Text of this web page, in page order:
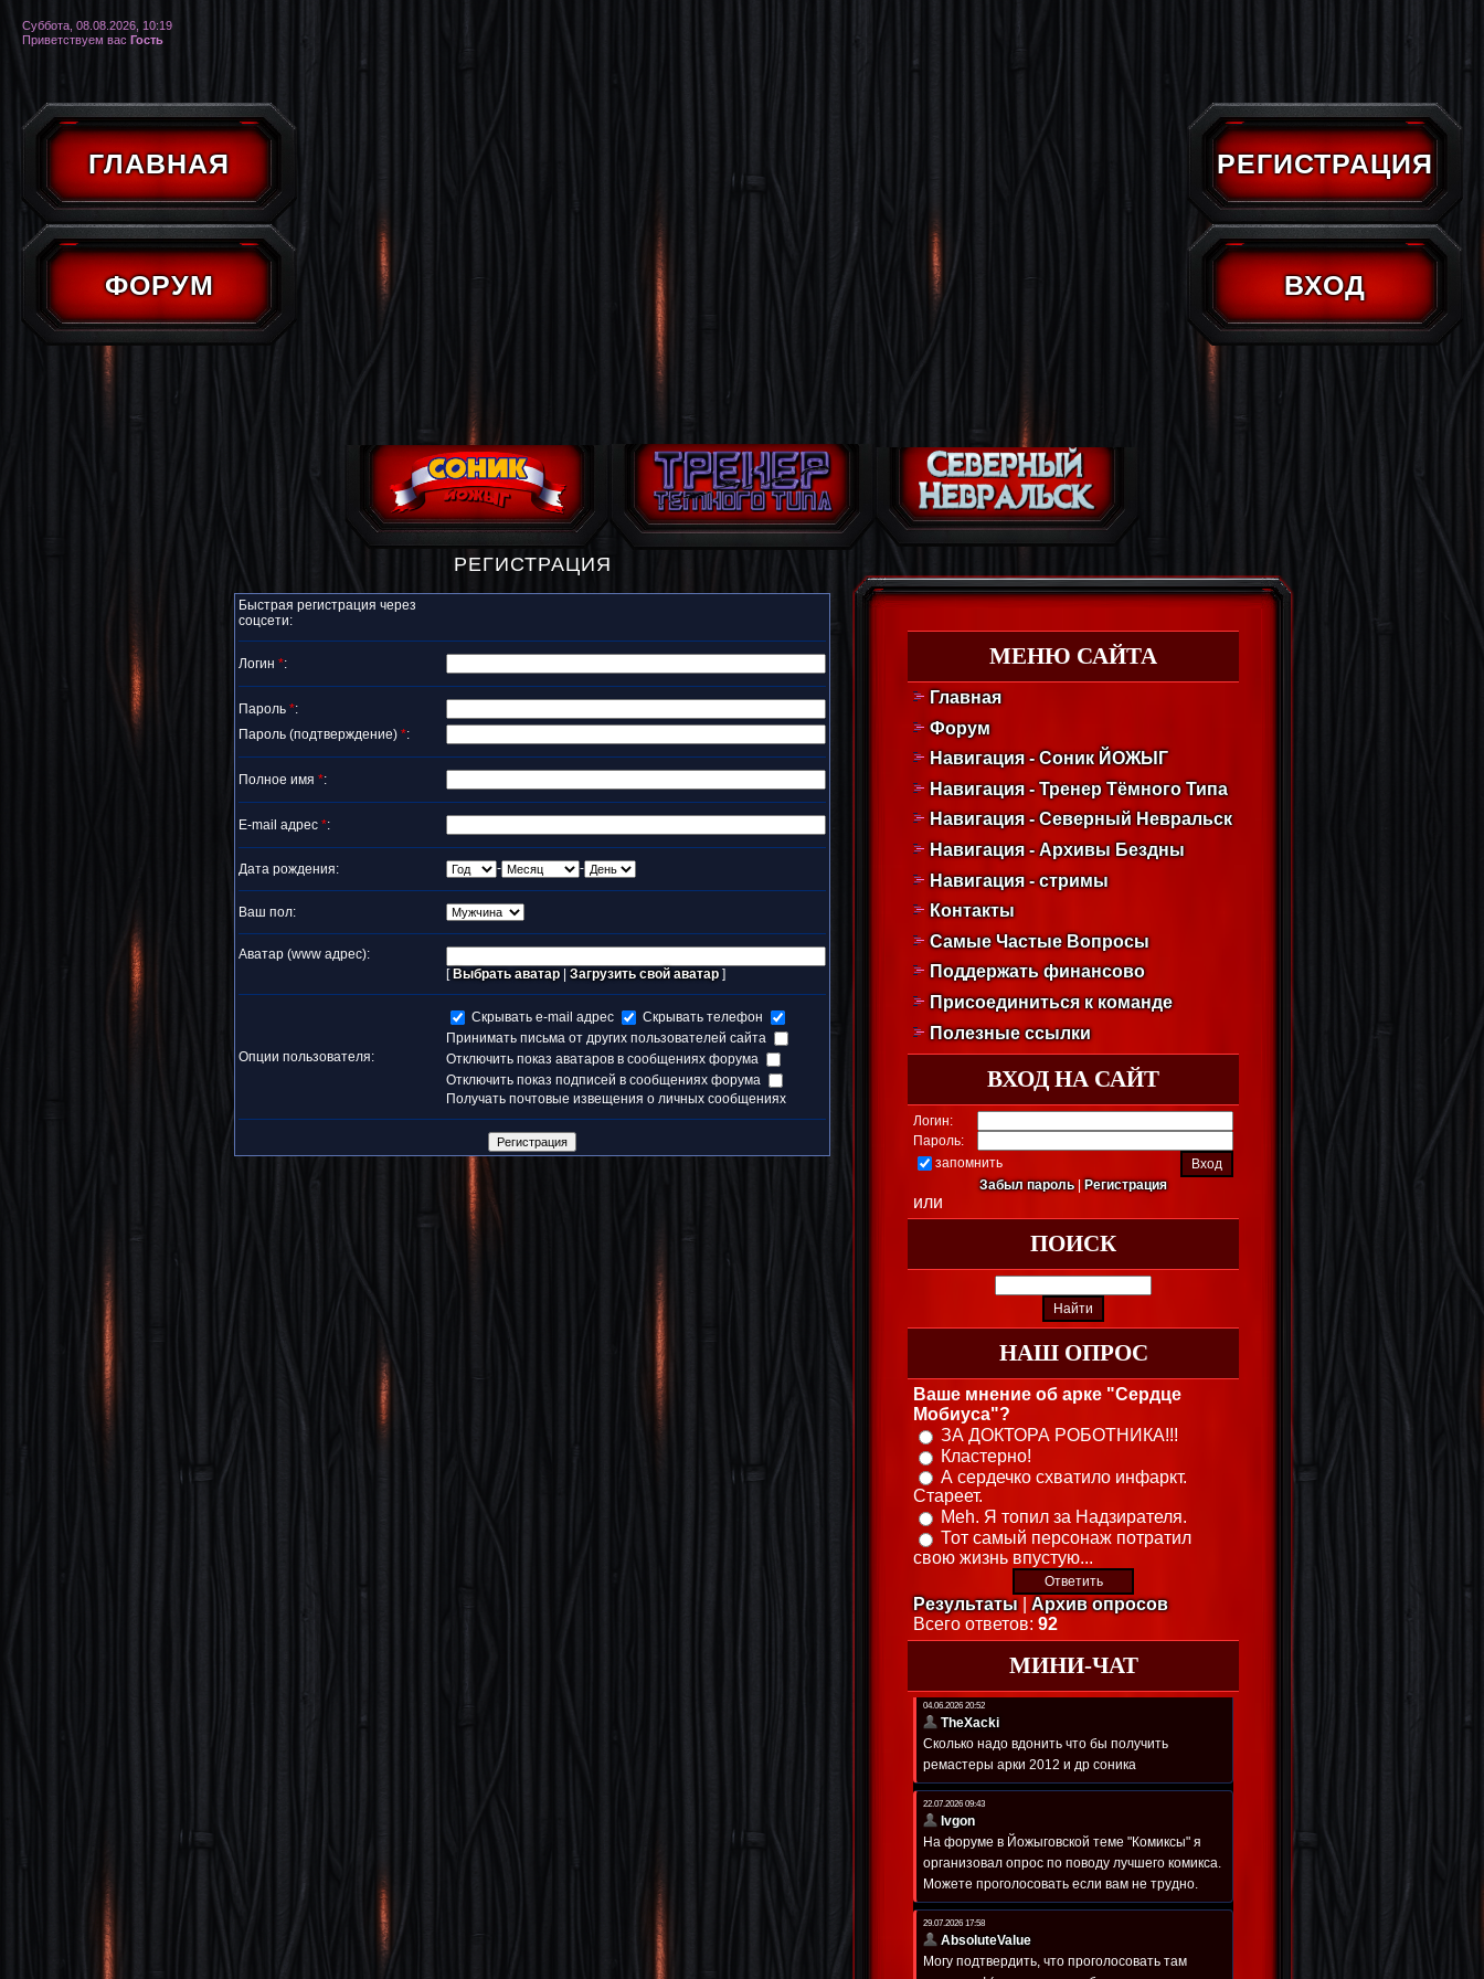
ГЛАВНАЯ
ФОРУМ
РЕГИСТРАЦИЯ
ВХОД
Суббота, 08.08.2026, 10:19
Приветствуем вас Гость
РЕГИСТРАЦИЯ
Быстрая регистрация через
соцсети:
Логин *:
Пароль *:
Пароль (подтверждение) *:
Полное имя *:
E-mail адрес *:
Дата рождения: - -
Ваш пол:
Аватар (www адрес):
[ Выбрать аватар Загрузить свой аватар ]
Опции пользователя:
Скрывать e-mail адрес
Скрывать телефон
Принимать письма от других пользователей сайта
Отключить показ аватаров в сообщениях форума
Отключить показ подписей в сообщениях форума
Получать почтовые извещения о личных сообщениях
МЕНЮ САЙТА
Главная
Форум
Навигация - Соник ЙОЖЫГ
Навигация - Тренер Тёмного Типа
Навигация - Северный Невральск
Навигация - Архивы Бездны
Навигация - стримы
Контакты
Самые Частые Вопросы
Поддержать финансово
Присоединиться к команде
Полезные ссылки
ВХОД НА САЙТ
Логин:
Пароль:
запомнить
Забыл пароль|Регистрация
или
ПОИСК
НАШ ОПРОС
Ваше мнение об арке "Сердце
Мобиуса"?
ЗА ДОКТОРА РОБОТНИКА!!!
Кластерно!
А сердечко схватило инфаркт.
Стареет.
Meh. Я топил за Надзирателя.
Тот самый персонаж потратил
свою жизнь впустую...
Результаты|Архив опросов
Всего ответов: 92
МИНИ-ЧАТ